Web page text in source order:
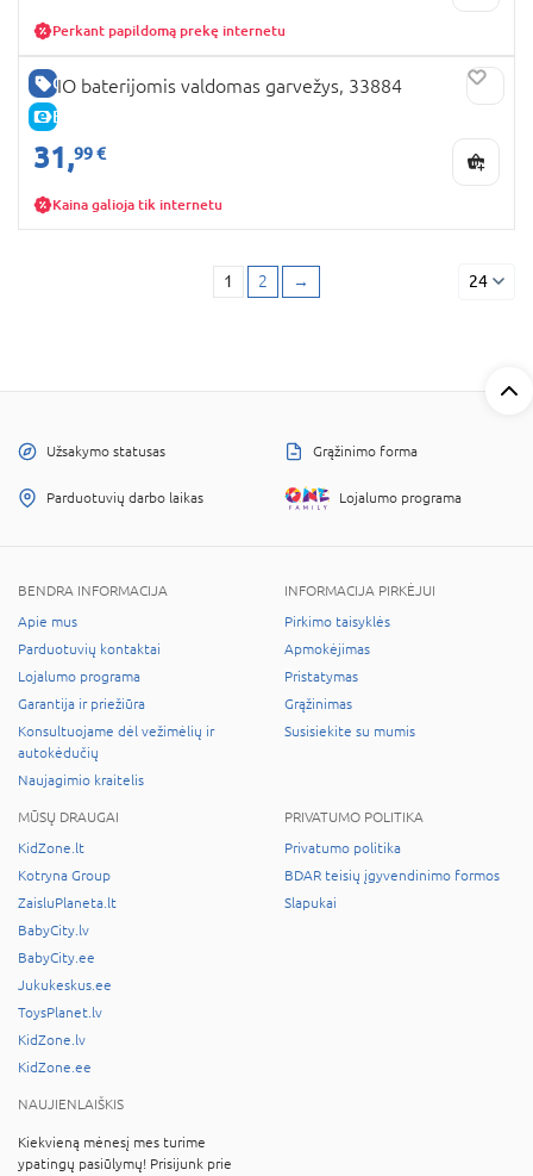
Perkant papildomą prekę internetu
GERA KAINA
E-KAINA
BRIO baterijomis valdomas garvežys, 33884
31,99 €
Kaina galioja tik internetu
1 2 → 24
Užsakymo statusas Grąžinimo forma
Parduotuvių darbo laikas Lojalumo programa
BENDRA INFORMACIJA
Apie mus
Parduotuvių kontaktai
Lojalumo programa
Garantija ir priežiūra
Konsultuojame dėl vežimėlių ir
autokėdučių
Naujagimio kraitelis
INFORMACIJA PIRKĖJUI
Pirkimo taisyklės
Apmokėjimas
Pristatymas
Grąžinimas
Susisiekite su mumis
MŪSŲ DRAUGAI
KidZone.lt
Kotryna Group
ZaisluPlaneta.lt
BabyCity.lv
BabyCity.ee
Jukukeskus.ee
ToysPlanet.lv
KidZone.lv
KidZone.ee
PRIVATUMO POLITIKA
Privatumo politika
BDAR teisių įgyvendinimo formos
Slapukai
NAUJIENLAIŠKIS
Kiekvieną mėnesį mes turime
ypatingų pasiūlymų! Prisijunk prie